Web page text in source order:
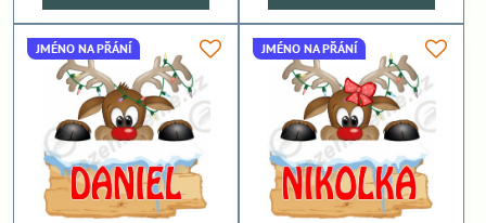
JMÉNO NA PŘÁNÍ JMÉNO NA PŘÁNÍ